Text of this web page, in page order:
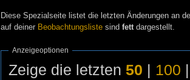
Diese Spezialseite listet die letzten Änderungen an
auf deiner Beobachtungslistesind fettdargestellt.
Anzeigeoptionen
Zeige die letzten 50 | 100